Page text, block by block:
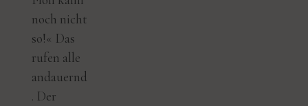
noch nicht
so!« Das
rufen alle
andauernd
. Der